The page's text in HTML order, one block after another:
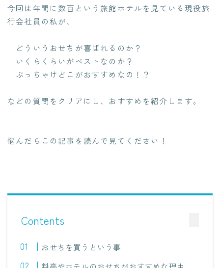
今回は年間に数百という旅館ホテルを見ている現役旅
行会社員の私が、
どういうおせちが喜ばれるのか？
いくらくらいがベストなのか？
ぶっちゃけどこがおすすめなの！？
などの質問をクリアにし、おすすめを紹介します。
悩んだらこの記事を読んで見てください！
Contents
おせちを買うという事